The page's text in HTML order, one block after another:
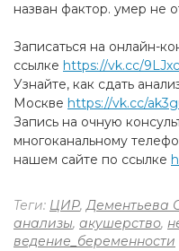
назван фактор. умер не
Записаться на онлайн-
ссылке https://vk.cc/
Узнайте, как сдать
Москве https://vk.cc/
Запись на очную
многоканальному
нашем сайте по ссылке
Теги: ЦИР,Дементьева
анализы, акушерство,
ведение_беременности